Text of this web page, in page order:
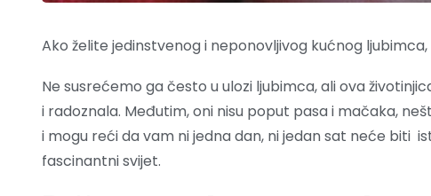
Ako želite jedinstvenog i neponovljivog kućnog
Ne susrećemo ga često u ulozi ljubimca, ali ova
i radoznala. Međutim, oni nisu poput pasa i mačaka,
i mogu reći da vam ni jedna dan, ni jedan sat neće biti
fascinantni svijet.